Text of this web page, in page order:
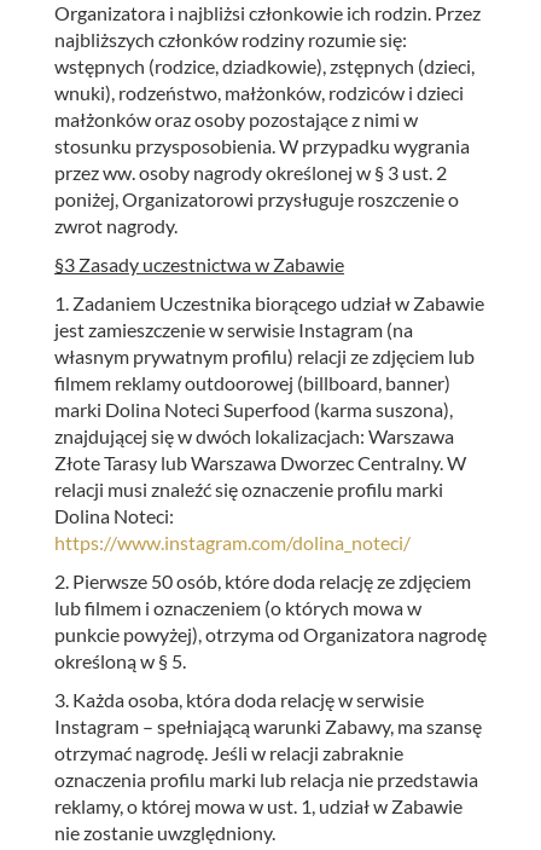
Organizatora i najbliżsi członkowie ich rodzin. Przez
najbliższych członków rodziny rozumie się:
wstępnych (rodzice, dziadkowie), zstępnych (dzieci,
wnuki), rodzeństwo, małżonków, rodziców i dzieci
małżonków oraz osoby pozostające z nimi w
stosunku przysposobienia. W przypadku wygrania
przez ww. osoby nagrody określonej w § 3 ust. 2
poniżej, Organizatorowi przysługuje roszczenie o
zwrot nagrody.
§3 Zasady uczestnictwa w Zabawie
1. Zadaniem Uczestnika biorącego udział w Zabawie
jest zamieszczenie w serwisie Instagram (na
własnym prywatnym profilu) relacji ze zdjęciem lub
filmem reklamy outdoorowej (billboard, banner)
marki Dolina Noteci Superfood (karma suszona),
znajdującej się w dwóch lokalizacjach: Warszawa
Złote Tarasy lub Warszawa Dworzec Centralny. W
relacji musi znaleźć się oznaczenie profilu marki
Dolina Noteci:
https://www.instagram.com/dolina_noteci/
2. Pierwsze 50 osób, które doda relację ze zdjęciem
lub filmem i oznaczeniem (o których mowa w
punkcie powyżej), otrzyma od Organizatora nagrodę
określoną w § 5.
3. Każda osoba, która doda relację w serwisie
Instagram – spełniającą warunki Zabawy, ma szansę
otrzymać nagrodę. Jeśli w relacji zabraknie
oznaczenia profilu marki lub relacja nie przedstawia
reklamy, o której mowa w ust. 1, udział w Zabawie
nie zostanie uwzględniony.